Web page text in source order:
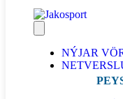
NÝJAR